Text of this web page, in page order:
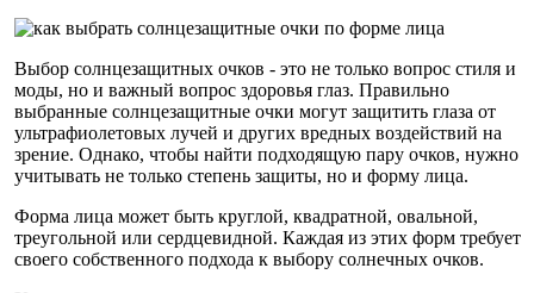
Выбор солнцезащитных очков - это не только вопрос стиля и
моды, но и важный вопрос здоровья глаз. Правильно
выбранные солнцезащитные очки могут защитить глаза от
ультрафиолетовых лучей и других вредных воздействий на
зрение. Однако, чтобы найти подходящую пару очков, нужно
учитывать не только степень защиты, но и форму лица.
Форма лица может быть круглой, квадратной, овальной,
треугольной или сердцевидной. Каждая из этих форм требует
своего собственного подхода к выбору солнечных очков.